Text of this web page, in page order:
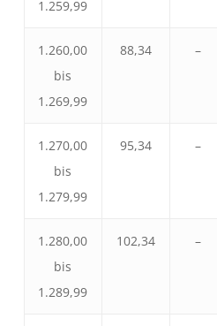
1.259,99
1.260,00
bis
1.269,99
88,34 –
1.270,00
bis
1.279,99
95,34 –
1.280,00
bis
1.289,99
102,34 –